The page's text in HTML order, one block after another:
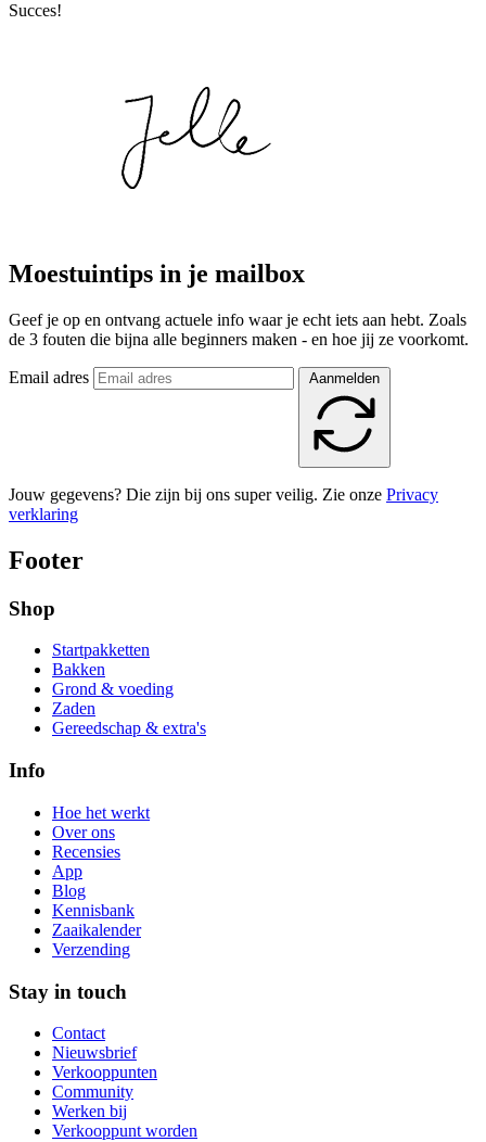
Succes!
Moestuintips in je mailbox
Geef je op en ontvang actuele info waar je echt iets aan hebt. Zoals
de 3 fouten die bijna alle beginners maken - en hoe jij ze voorkomt.
Email adres Aanmelden
Jouw gegevens? Die zijn bij ons super veilig. Zie onze Privacy
verklaring
Footer
Shop
Startpakketten
Bakken
Grond & voeding
Zaden
Gereedschap & extra's
Info
Hoe het werkt
Over ons
Recensies
App
Blog
Kennisbank
Zaaikalender
Verzending
Stay in touch
Contact
Nieuwsbrief
Verkooppunten
Community
Werken bij
Verkooppunt worden